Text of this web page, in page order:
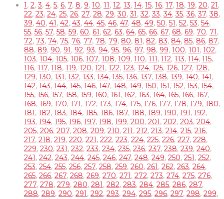
1, 2,3, 4, 5, 6, 7, 8, 9, 10, 11, 12, 13, 14, 15, 16, 17, 18, 19, 20, 21,
22, 23, 24, 25, 26, 27, 28, 29,30,31,32,33,34,35,36,37,38,
39, 40, 41, 42, 43, 44, 45, 46, 47, 48, 49, 50, 51, 52, 53, 54,
55, 56, 57, 58, 59, 60, 61, 62, 63, 64, 65, 66, 67, 68, 69, 70, 71,
72, 73, 74, 75, 76, 77, 78, 79, 80, 81, 82, 83, 84, 85, 86, 87,
88, 89, 90, 91, 92, 93, 94, 95, 96, 97, 98, 99, 100, 101, 102,
103, 104, 105, 106, 107, 108, 109, 110, 111, 112, 113, 114, 115,
116, 117, 118, 119, 120, 121, 122, 123, 124, 125, 126, 127, 128,
129, 130, 131, 132, 133, 134, 135, 136, 137, 138, 139, 140, 141,
142, 143, 144, 145, 146, 147, 148, 149, 150, 151, 152, 153, 154,
155, 156, 157, 158, 159, 160, 161, 162, 163, 164, 165, 166, 167,
168, 169, 170, 171, 172, 173, 174, 175, 176, 177, 178, 179, 180,
181, 182, 183, 184, 185, 186, 187, 188, 189, 190, 191, 192,
193, 194, 195, 196, 197, 198, 199, 200, 201, 202, 203, 204,
205, 206, 207, 208, 209, 210, 211, 212, 213, 214, 215, 216,
217, 218, 219, 220, 221, 222, 223, 224, 225, 226, 227, 228,
229, 230, 231, 232, 233, 234, 235, 236, 237, 238, 239, 240,
241, 242, 243, 244, 245, 246, 247, 248, 249, 250, 251, 252,
253, 254, 255, 256, 257, 258, 259, 260, 261, 262, 263, 264,
265, 266, 267, 268, 269, 270, 271, 272, 273, 274, 275, 276,
277, 278, 279, 280, 281, 282, 283, 284, 285, 286, 287,
288, 289, 290, 291, 292, 293, 294, 295, 296, 297, 298, 299,